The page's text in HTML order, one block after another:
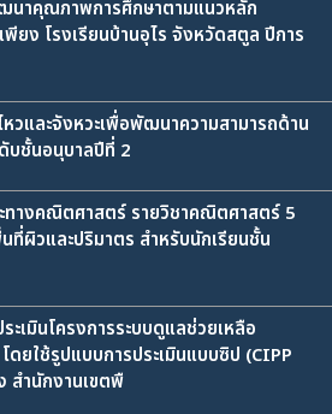
ฒนาคุณภาพการศึกษาตามแนวหลัก
ยง โรงเรียนบ้านอุไร จังหวัดสตูล ปีการ
วและจังหวะเพื่อพัฒนาความสามารถด้าน
บชั้นอนุบาลปีที่ 2
างคณิตศาสตร์ รายวิชาคณิตศาสตร์ 5
ที่ผิวและปริมาตร สำหรับนักเรียนชั้น
ะเมินโครงการระบบดูแลช่วยเหลือ
ดยใช้รูปแบบการประเมินแบบซิป (CIPP
สำนักงานเขตพื